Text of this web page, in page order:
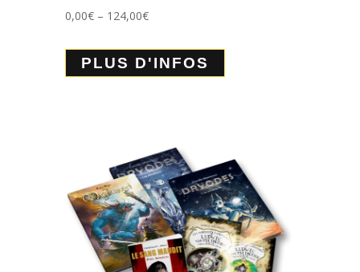
0,00€– 124,00€
PLUS D'INFOS